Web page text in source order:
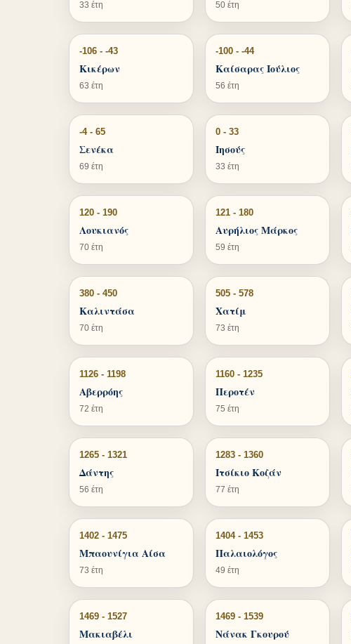
33 έτη 50 έτη
-106 - -43
Κικέρων
63 έτη
-100 - -44
Καίσαρας Ιούλιος
56 έτη
-4 - 65
Σενέκα
69 έτη
0 - 33
Ιησούς
33 έτη
120 - 190
Λουκιανός
70 έτη
121 - 180
Αυρήλιος Μάρκος
59 έτη
380 - 450
Καλιντάσα
70 έτη
505 - 578
Χατίμ
73 έτη
1126 - 1198
Αβερρόης
72 έτη
1160 - 1235
Περοτέν
75 έτη
1265 - 1321
Δάντης
56 έτη
1283 - 1360
Ιτσίκιο Κοζάν
77 έτη
1402 - 1475
Μπαουνίγια Αίσα
73 έτη
1404 - 1453
Παλαιολόγος
49 έτη
1469 - 1527
Μακιαβέλι
1469 - 1539
Νάνακ Γκουρού